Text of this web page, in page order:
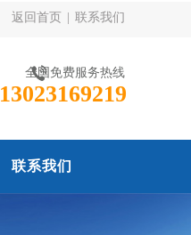
返回首页 联系我们
全国免费服务热线
13023169219
联系我们